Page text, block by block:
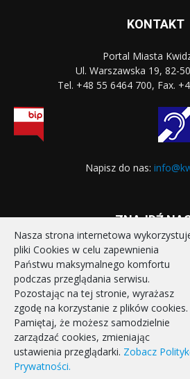
KONTAKT
Portal Miasta
Ul. Warszawska 19, 82-
Tel. +48 55 6464 700, Fax.
Napisz do nas:
ZNAJDŹ
STRONA GŁÓWNA
POLITYKA PRYWATNOŚCI
KONTAKT
Nasza strona internetowa
pliki Cookies w celu zapewnienia
Państwu maksymalnego komfortu
podczas przeglądania serwisu.
Pozostając na tej stronie, wyrażasz
zgodę na korzystanie z plików cookies.
Pamiętaj, że możesz samodzielnie
zarządzać cookies, zmieniając
ustawienia przeglądarki. Zobacz
Prywatności.